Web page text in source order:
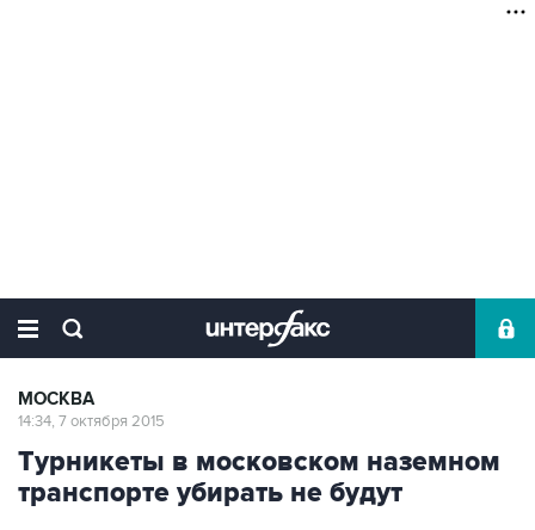
МОСКВА
14:34, 7 октября 2015
Турникеты в московском наземном
транспорте убирать не будут